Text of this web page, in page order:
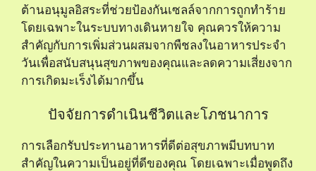
ต้านอนุมูลอิสระที่ช่วยป้องกันเซลล์จากการถูกทำร้าย
โดยเฉพาะในระบบทางเดินหายใจ คุณควรให้ความ
สำคัญกับการเพิ่มส่วนผสมจากพืชลงในอาหารประจำ
วันเพื่อสนับสนุนสุขภาพของคุณและลดความเสี่ยงจาก
การเกิดมะเร็งได้มากขึ้น
ปัจจัยการดำเนินชีวิตและโภชนาการ
การเลือกรับประทานอาหารที่ดีต่อสุขภาพมีบทบาท
สำคัญในความเป็นอยู่ที่ดีของคุณ โดยเฉพาะเมื่อพูดถึง